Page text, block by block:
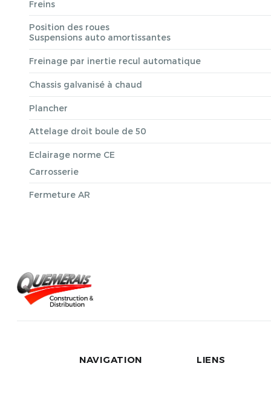
Freins
Position des roues
Suspensions auto amortissantes
Freinage par inertie recul automatique
Chassis galvanisé à chaud
Plancher
Attelage droit boule de 50
Eclairage norme CE
Carrosserie
Fermeture AR
NAVIGATION LIENS